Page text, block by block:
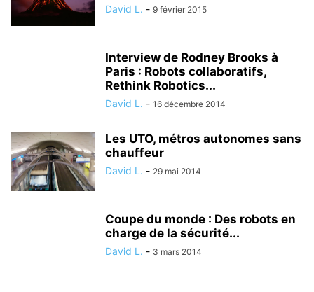
David L. - 9 février 2015
Interview de Rodney Brooks à
Paris : Robots collaboratifs,
Rethink Robotics...
David L. - 16 décembre 2014
Les UTO, métros autonomes sans
chauffeur
David L. - 29 mai 2014
Coupe du monde : Des robots en
charge de la sécurité...
David L. - 3 mars 2014